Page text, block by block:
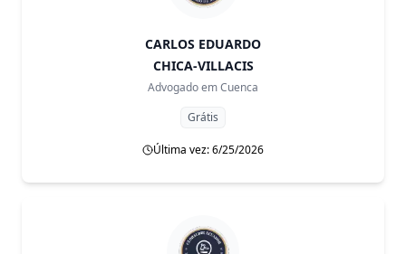
CARLOS EDUARDO
CHICA-VILLACIS
Advogado emCuenca
Grátis
Última vez: 6/25/2026